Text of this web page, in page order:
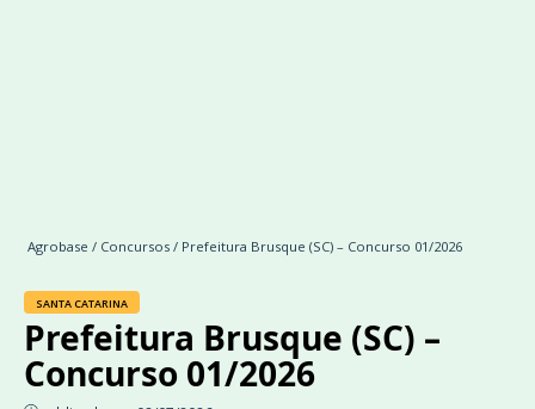
Agrobase / Concursos / Prefeitura Brusque (SC) – Concurso 01/2026
SANTA CATARINA
Prefeitura Brusque (SC) –
Concurso 01/2026